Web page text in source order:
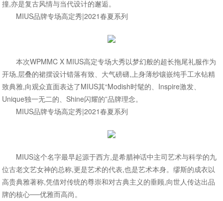
撞,亦是复古风情与当代设计的邂逅。
MIUS品牌专场高定秀|2021春夏系列
本次WPMMC X MIUS高定专场大秀以梦幻般的超长拖尾礼服作为
开场,层叠的裙摆设计错落有致、大气磅礴,上身薄纱镶嵌纯手工水钻精
致典雅,向观众直面表达了MIUS其“Modish时髦的、Inspire激发、
Unique独一无二的、Shine闪耀的”品牌理念。
MIUS品牌专场高定秀|2021春夏系列
MIUS这个名字最早起源于西方,是希腊神话中主司艺术与科学的九
位古老文艺女神的总称,更是艺术的代表,也是艺术本身。缪斯的成衣以
高贵典雅著称,凭借对传统的尊崇和对古典主义的垂顾,向世人传达出品
牌的核心──优雅而高尚。